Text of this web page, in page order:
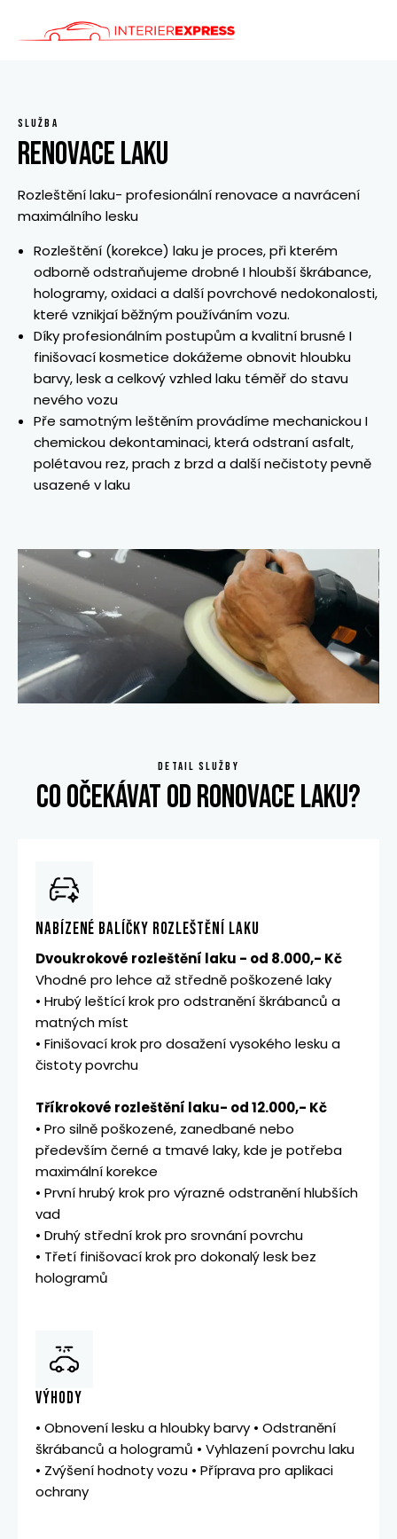
CENÍK
KONTAKT
SLUŽBA
RENOVACE LAKU
Rozleštění laku- profesionální renovace a navrácení
maximálního lesku
Rozleštění (korekce) laku je proces, při kterém
odborně odstraňujeme drobné I hloubší škrábance,
hologramy, oxidaci a další povrchové nedokonalosti,
které vznikjaí běžným používáním vozu.
Díky profesionálním postupům a kvalitní brusné I
finišovací kosmetice dokážeme obnovit hloubku
barvy, lesk a celkový vzhled laku téměř do stavu
nevého vozu
Pře samotným leštěním provádíme mechanickou I
chemickou dekontaminaci, která odstraní asfalt,
polétavou rez, prach z brzd a další nečistoty pevně
usazené v laku
DETAIL SLUŽBY
CO OČEKÁVAT OD RONOVACE LAKU?
NABÍZENÉ BALÍČKY ROZLEŠTĚNÍ LAKU
Dvoukrokové rozleštění laku - od 8.000,- Kč
Vhodné pro lehce až středně poškozené laky
• Hrubý leštící krok pro odstranění škrábanců a
matných míst
• Finišovací krok pro dosažení vysokého lesku a
čistoty povrchu
Tříkrokové rozleštění laku- od 12.000,- Kč
• Pro silně poškozené, zanedbané nebo
především černé a tmavé laky, kde je potřeba
maximální korekce
• První hrubý krok pro výrazné odstranění hlubších
vad
• Druhý střední krok pro srovnání povrchu
• Třetí finišovací krok pro dokonalý lesk bez
hologramů
VÝHODY
• Obnovení lesku a hloubky barvy • Odstranění
škrábanců a hologramů • Vyhlazení povrchu laku
• Zvýšení hodnoty vozu • Příprava pro aplikaci
ochrany